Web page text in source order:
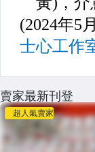
賣家最新刊登
超人氣賣家